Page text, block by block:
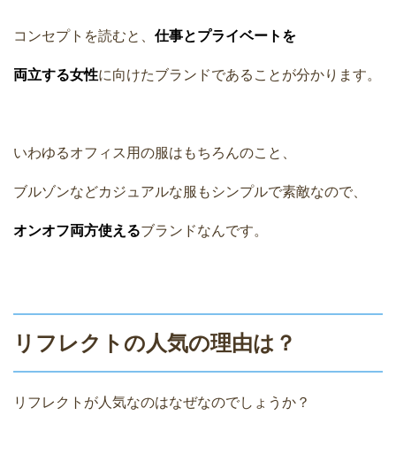
コンセプトを読むと、 仕事とプライベートを
両立する女性に向けたブランドであることが分かります。
いわゆるオフィス用の服はもちろんのこと、
ブルゾンなどカジュアルな服もシンプルで素敵なので、
オンオフ両方使えるブランドなんです。
リフレクトの人気の理由は？
リフレクトが人気なのはなぜなのでしょうか？